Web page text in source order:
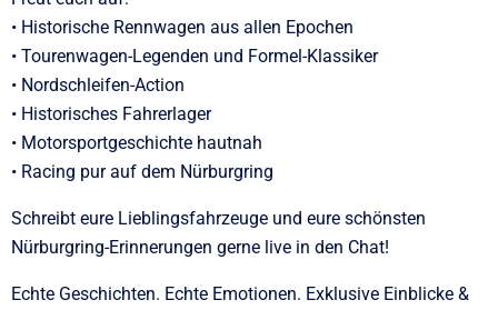
• Historische Rennwagen aus allen Epochen
• Tourenwagen-Legenden und Formel-Klassiker
• Nordschleifen-Action
• Historisches Fahrerlager
• Motorsportgeschichte hautnah
• Racing pur auf dem Nürburgring
Schreibt eure Lieblingsfahrzeuge und eure schönsten
Nürburgring-Erinnerungen gerne live in den Chat!
Echte Geschichten. Echte Emotionen. Exklusive Einblicke &